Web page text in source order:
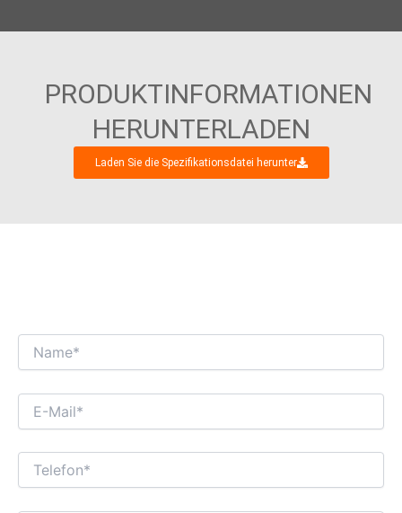
PRODUKTINFORMATIONEN
HERUNTERLADEN
Laden Sie die Spezifikationsdatei herunter